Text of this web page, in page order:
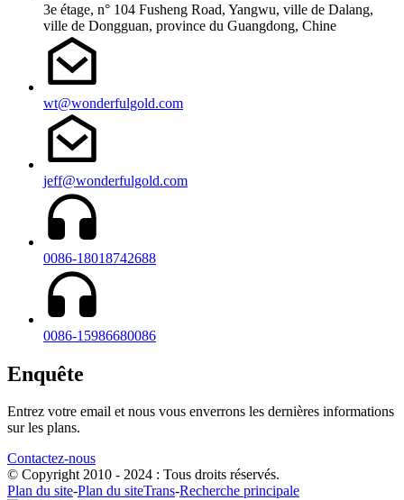
3e étage, n° 104 Fusheng Road, Yangwu, ville de Dalang,
ville de Dongguan, province du Guangdong, Chine
wt@wonderfulgold.com
jeff@wonderfulgold.com
0086-18018742688
0086-15986680086
Enquête
Entrez votre email et nous vous enverrons les dernières informations
sur les plans.
Contactez-nous
© Copyright 2010 - 2024 : Tous droits réservés.
Plan du site-Plan du siteTrans-Recherche principale